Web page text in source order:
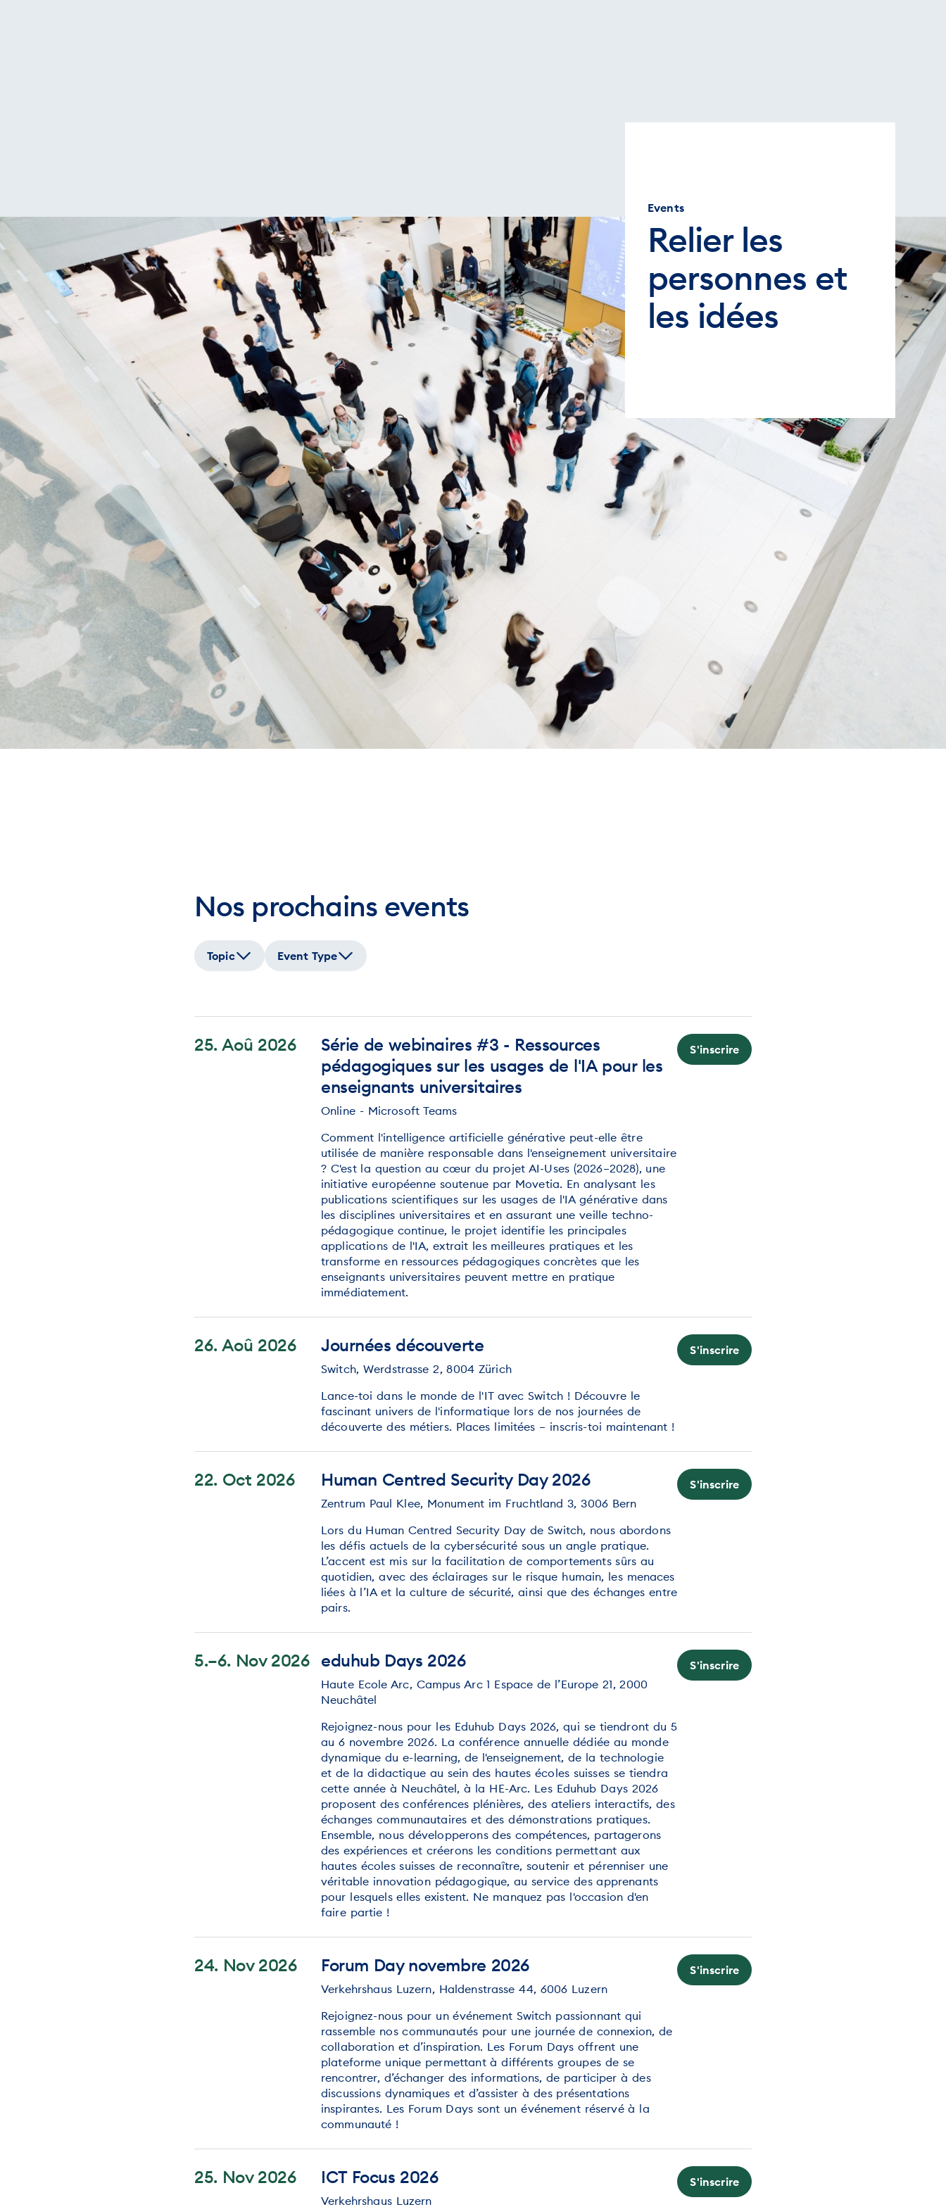
Events
Relier les
personnes et
les idées
Nos prochains events
Topic Event Type
25. Aoû 2026
Série de webinaires #3 - Ressources
pédagogiques sur les usages de l'IA pour les
enseignants universitaires
Online - Microsoft Teams
Comment l'intelligence artificielle générative peut-elle être
utilisée de manière responsable dans l'enseignement universitaire
? C'est la question au cœur du projet AI-Uses (2026–2028), une
initiative européenne soutenue par Movetia. En analysant les
publications scientifiques sur les usages de l'IA générative dans
les disciplines universitaires et en assurant une veille techno-
pédagogique continue, le projet identifie les principales
applications de l'IA, extrait les meilleures pratiques et les
transforme en ressources pédagogiques concrètes que les
enseignants universitaires peuvent mettre en pratique
immédiatement.
S'inscrire
26. Aoû 2026 Journées découverte
Switch, Werdstrasse 2, 8004 Zürich
Lance-toi dans le monde de l'IT avec Switch ! Découvre le
fascinant univers de l'informatique lors de nos journées de
découverte des métiers. Places limitées – inscris-toi maintenant !
S'inscrire
22. Oct 2026 Human Centred Security Day 2026
Zentrum Paul Klee, Monument im Fruchtland 3, 3006 Bern
Lors du Human Centred Security Day de Switch, nous abordons
les défis actuels de la cybersécurité sous un angle pratique.
L’accent est mis sur la facilitation de comportements sûrs au
quotidien, avec des éclairages sur le risque humain, les menaces
liées à l’IA et la culture de sécurité, ainsi que des échanges entre
pairs.
S'inscrire
5.–6. Nov 2026 eduhub Days 2026
Haute Ecole Arc, Campus Arc 1 Espace de l’Europe 21, 2000
Neuchâtel
Rejoignez-nous pour les Eduhub Days 2026, qui se tiendront du 5
au 6 novembre 2026. La conférence annuelle dédiée au monde
dynamique du e-learning, de l'enseignement, de la technologie
et de la didactique au sein des hautes écoles suisses se tiendra
cette année à Neuchâtel, à la HE-Arc. Les Eduhub Days 2026
proposent des conférences plénières, des ateliers interactifs, des
échanges communautaires et des démonstrations pratiques.
Ensemble, nous développerons des compétences, partagerons
des expériences et créerons les conditions permettant aux
hautes écoles suisses de reconnaître, soutenir et pérenniser une
véritable innovation pédagogique, au service des apprenants
pour lesquels elles existent. Ne manquez pas l'occasion d'en
faire partie !
S'inscrire
24. Nov 2026 Forum Day novembre 2026
Verkehrshaus Luzern, Haldenstrasse 44, 6006 Luzern
Rejoignez-nous pour un événement Switch passionnant qui
rassemble nos communautés pour une journée de connexion, de
collaboration et d’inspiration. Les Forum Days offrent une
plateforme unique permettant à différents groupes de se
rencontrer, d’échanger des informations, de participer à des
discussions dynamiques et d’assister à des présentations
inspirantes. Les Forum Days sont un événement réservé à la
communauté !
S'inscrire
25. Nov 2026 ICT Focus 2026
Verkehrshaus Luzern
S'inscrire